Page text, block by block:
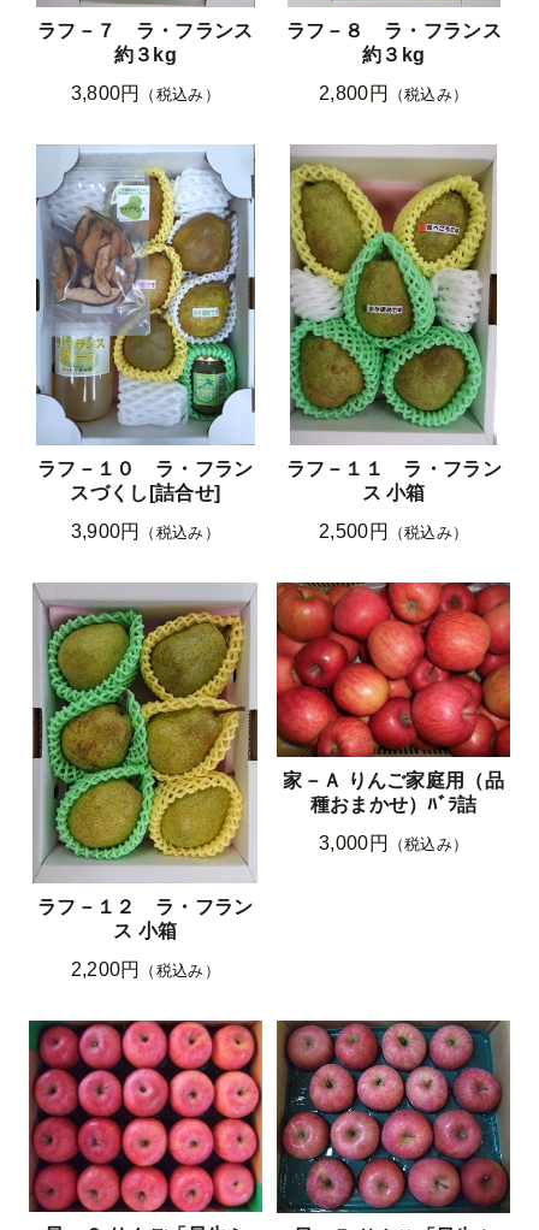
ラフ－７ ラ・フランス
約３kg
3,800円
（税込み）
ラフ－８ ラ・フランス
約３kg
2,800円
（税込み）
ラフ－１０ ラ・フラン
スづくし[詰合せ]
3,900円
（税込み）
ラフ－１１ ラ・フラン
ス 小箱
2,500円
（税込み）
ラフ－１２ ラ・フラン
ス 小箱
2,200円
（税込み）
家－Ａ りんご家庭用（品
種おまかせ）ﾊﾞﾗ詰
3,000円
（税込み）